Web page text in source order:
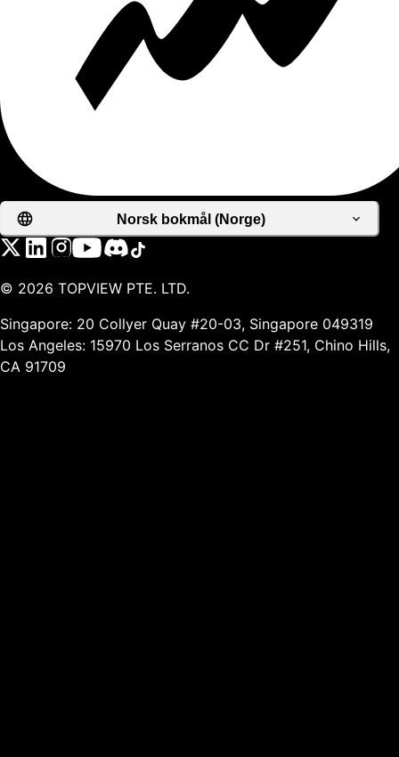
Norsk bokmål (Norge)
© 2026 TOPVIEW PTE. LTD.
Singapore: 20 Collyer Quay #20-03, Singapore 049319
Los Angeles: 15970 Los Serranos CC Dr #251, Chino Hills,
CA 91709